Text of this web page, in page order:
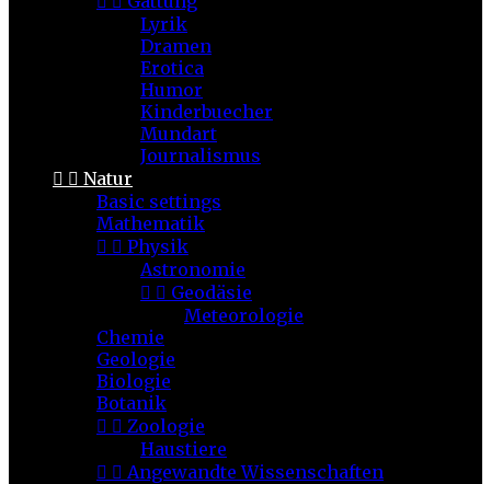
Lyrik
Dramen
Erotica
Humor
Kinderbuecher
Mundart
Journalismus
  Natur
Basic settings
Mathematik
  Physik
Astronomie
  Geodäsie
Meteorologie
Chemie
Geologie
Biologie
Botanik
  Zoologie
Haustiere
  Angewandte Wissenschaften